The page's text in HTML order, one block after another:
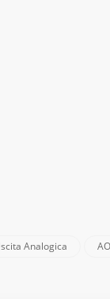
Analogica